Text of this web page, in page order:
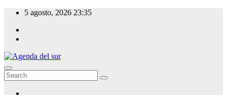
Skip
content
5 agosto, 2026 23:35
Agenda del sur